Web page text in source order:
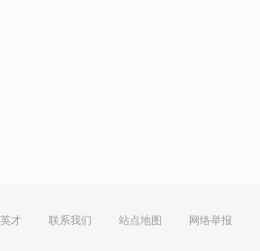
才 联系我们 站点地图 网络举报